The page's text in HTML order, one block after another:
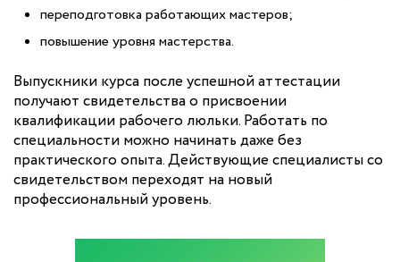
переподготовка работающих мастеров;
повышение уровня мастерства.
Выпускники курса после успешной аттестации
получают свидетельства о присвоении
квалификации рабочего люльки. Работать по
специальности можно начинать даже без
практического опыта. Действующие специалисты со
свидетельством переходят на новый
профессиональный уровень.